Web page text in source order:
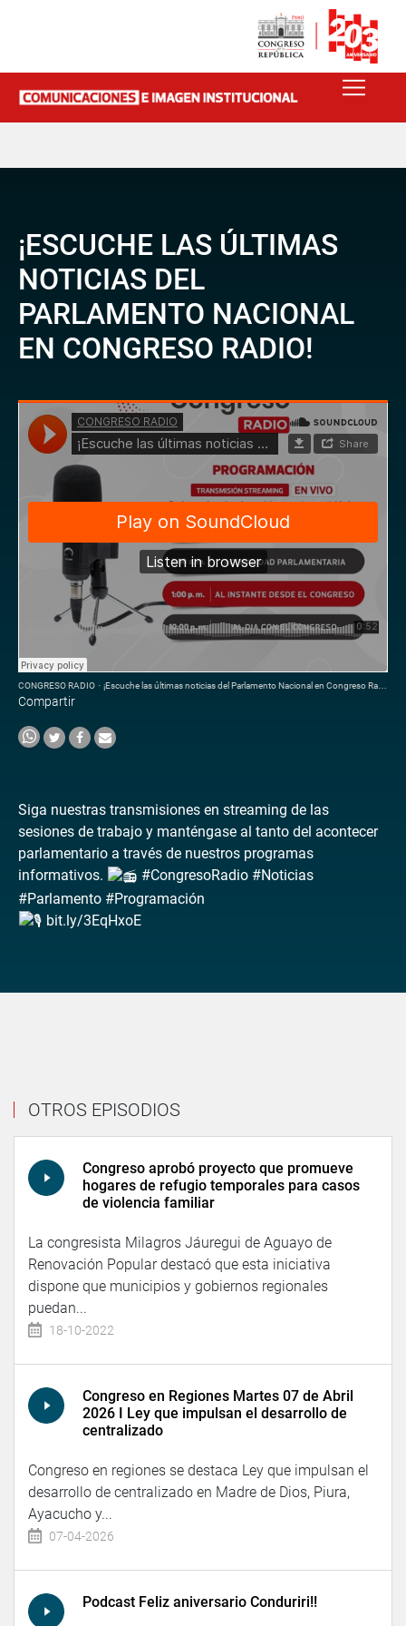
¡ESCUCHE LAS ÚLTIMAS
NOTICIAS DEL
PARLAMENTO NACIONAL
EN CONGRESO RADIO!
CONGRESO RADIO · ¡Escuche las últimas noticias del Parlamento Nacional en Congreso Radio!
Compartir
Siga nuestras transmisiones en streaming de las
sesiones de trabajo y manténgase al tanto del acontecer
parlamentario a través de nuestros programas
informativos.
#CongresoRadio #Noticias
#Parlamento #Programación
bit.ly/3EqHxoE
OTROS EPISODIOS
Congreso aprobó proyecto que promueve
hogares de refugio temporales para casos
de violencia familiar
La congresista Milagros Jáuregui de Aguayo de
Renovación Popular destacó que esta iniciativa
dispone que municipios y gobiernos regionales
puedan...
18-10-2022
Congreso en Regiones Martes 07 de Abril
2026 I Ley que impulsan el desarrollo de
centralizado
Congreso en regiones se destaca Ley que impulsan el
desarrollo de centralizado en Madre de Dios, Piura,
Ayacucho y...
07-04-2026
Podcast Feliz aniversario Conduriri!!